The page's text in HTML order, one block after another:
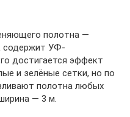
полотна —
содержит УФ-
достигается эффект
и зелёные сетки, но по
полотна любых
— 3 м.